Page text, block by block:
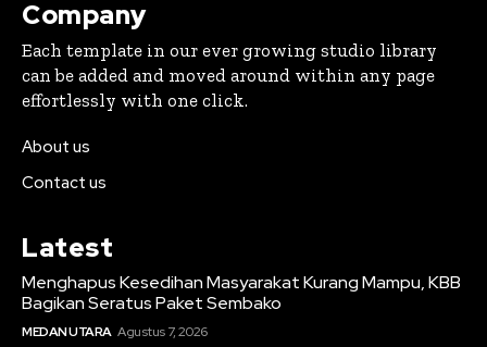
Company
Each template in our ever growing studio library
can be added and moved around within any page
effortlessly with one click.
About us
Contact us
Latest
Menghapus Kesedihan Masyarakat Kurang Mampu, KBB
Bagikan Seratus Paket Sembako
MEDAN UTARA Agustus 7, 2026